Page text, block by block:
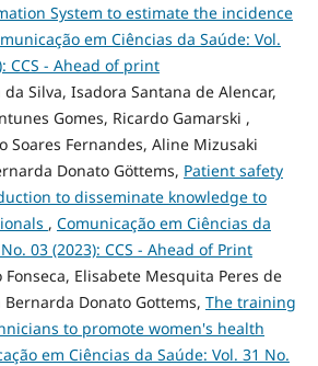
System to estimate the incidence
em Ciências da Saúde: Vol.
CCS - Ahead of print
Silva, Isadora Santana de Alencar,
Gomes, Ricardo Gamarski ,
Soares Fernandes, Aline Mizusaki
Donato Göttems, Patient safety
to disseminate knowledge to
, Comunicação em Ciências da
03 (2023): CCS - Ahead of Print
Elisabete Mesquita Peres de
Bernarda Donato Gottems, The training
to promote women's health
em Ciências da Saúde: Vol. 31 No.